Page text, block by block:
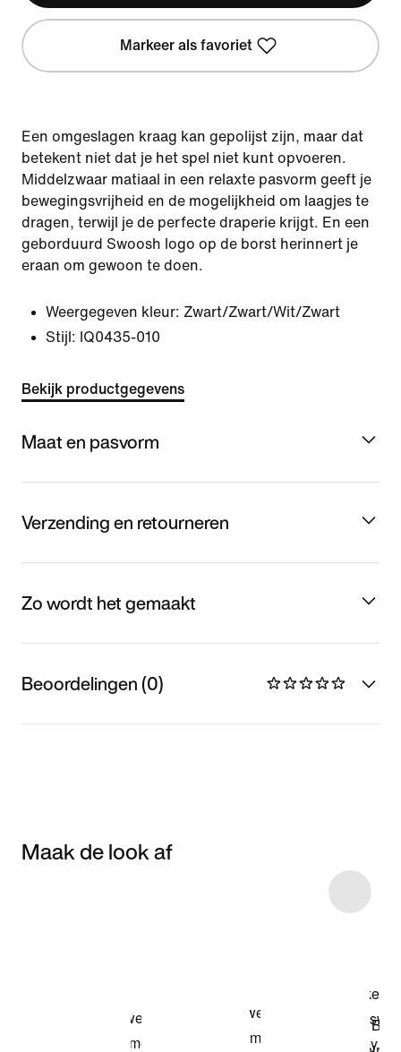
Markeer als favoriet
Een omgeslagen kraag kan gepolijst zijn, maar dat
betekent niet dat je het spel niet kunt opvoeren.
Middelzwaar matiaal in een relaxte pasvorm geeft je
bewegingsvrijheid en de mogelijkheid om laagjes te
dragen, terwijl je de perfecte draperie krijgt. En een
geborduurd Swoosh logo op de borst herinnert je
eraan om gewoon te doen.
Weergegeven kleur: Zwart/Zwart/Wit/Zwart
Stijl: IQ0435-010
Bekijk productgegevens
Maat en pasvorm
Verzending en retourneren
Zo wordt het gemaakt
Beoordelingen (0)
Maak de look af